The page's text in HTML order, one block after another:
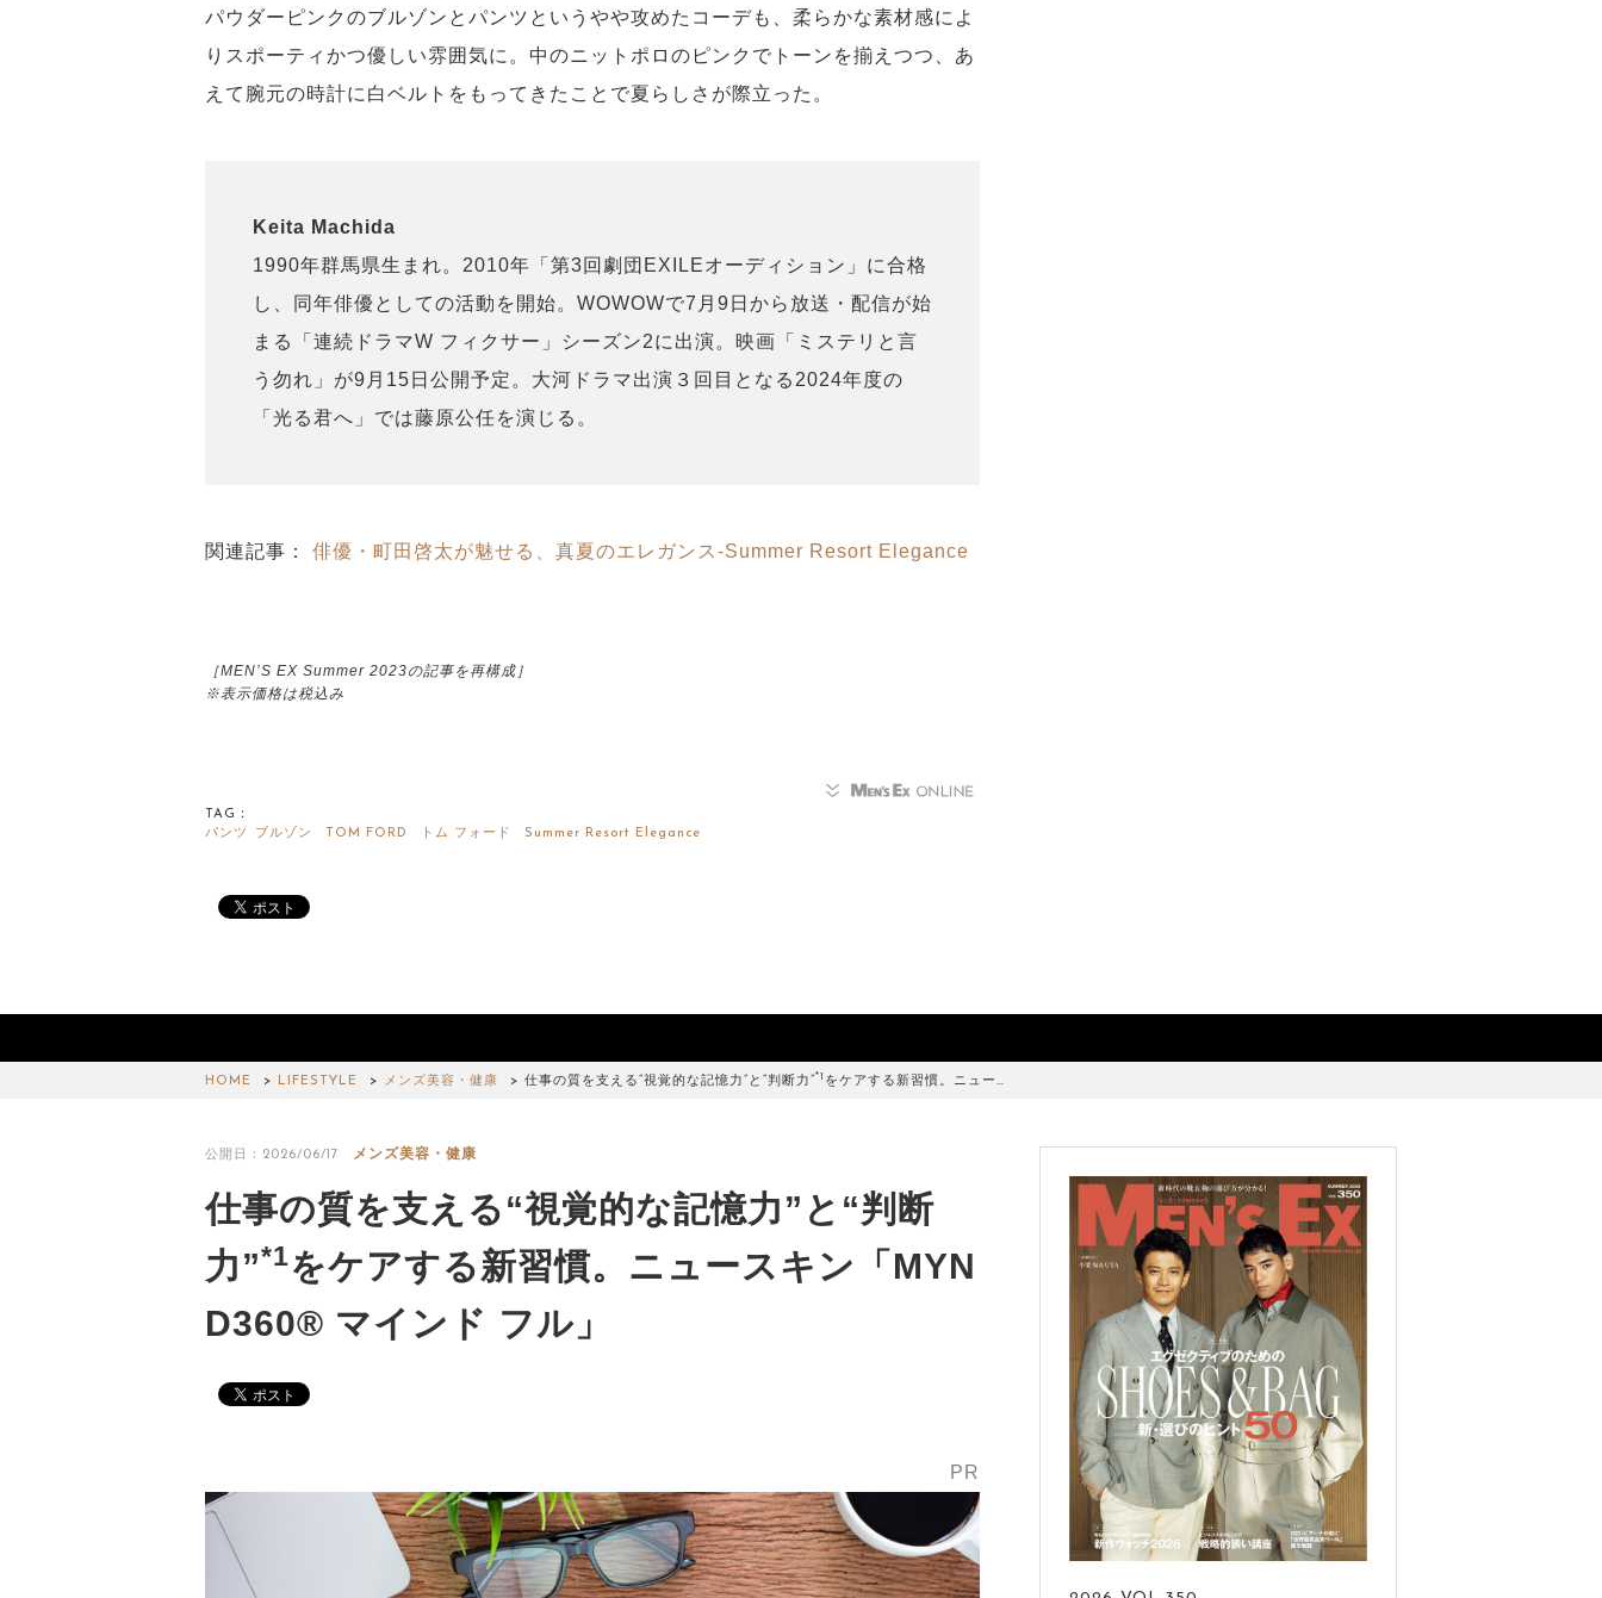
パウダーピンクのブルゾンとパンツというやや攻めたコーデも、柔らかな素材感によ
りスポーティかつ優しい雰囲気に。中のニットポロのピンクでトーンを揃えつつ、あ
えて腕元の時計に白ベルトをもってきたことで夏らしさが際立った。
Keita Machida
1990年群馬県生まれ。2010年「第3回劇団EXILEオーディション」に合格
し、同年俳優としての活動を開始。WOWOWで7月9日から放送・配信が始
まる「連続ドラマW フィクサー」シーズン2に出演。映画「ミステリと言
う勿れ」が9月15日公開予定。大河ドラマ出演３回目となる2024年度の
「光る君へ」では藤原公任を演じる。
関連記事： 俳優・町田啓太が魅せる、真夏のエレガンス-Summer Resort Elegance
［MEN’S EX Summer 2023の記事を再構成］
※表示価格は税込み
TAG：
パンツ
ブルゾン TOM FORD トム フォード Summer Resort Elegance
HOME LIFESTYLE メンズ美容・健康 仕事の質を支える“視覚的な記憶力”と“判断力”*1 をケアする新習慣。ニュー…
公開日：2026/06/17 メンズ美容・健康
仕事の質を支える“視覚的な記憶力”と“判断
力”*1をケアする新習慣。ニュースキン「MYN
D360® マインド フル」
PR